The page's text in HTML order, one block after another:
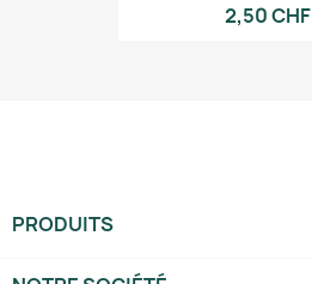
2,50 CHF
PRODUITS